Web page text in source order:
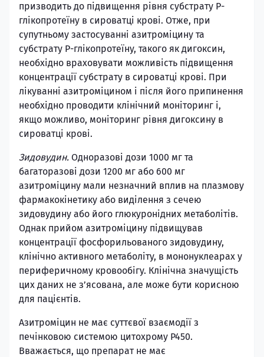
призводить до підвищення рівня субстрату Р-
глікопротеїну в сироватці крові. Отже, при
супутньому застосуванні азитроміцину та
субстрату Р-глікопротеїну, такого як дигоксин,
необхідно враховувати можливість підвищення
концентрації субстрату в сироватці крові. При
лікуванні азитроміцином і після його припинення
необхідно проводити клінічний моніторинг і,
якщо можливо, моніторинг рівня дигоксину в
сироватці крові.
Зидовудин. Одноразові дози 1000 мг та
багаторазові дози 1200 мг або 600 мг
азитроміцину мали незначний вплив на плазмову
фармакокінетику або виділення з сечею
зидовудину або його глюкуронідних метаболітів.
Однак прийом азитроміцину підвищував
концентрації фосфорильованого зидовудину,
клінічно активного метаболіту, в мононуклеарах у
периферичному кровообігу. Клінічна значущість
цих даних не з’ясована, але може бути корисною
для пацієнтів.
Азитроміцин не має суттєвої взаємодії з
печінковою системою цитохрому Р450.
Вважається, що препарат не має